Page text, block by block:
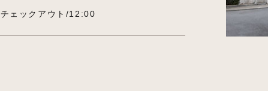
チェックアウト/12:00